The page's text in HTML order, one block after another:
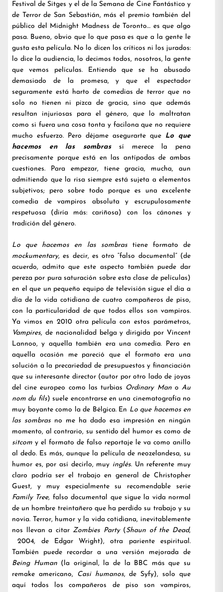
Festival de Sitges y el de la Semana de Cine Fantástico y
de Terror de San Sebastián, más el premio también del
público del Midnight Madness de Toronto… es que algo
pasa. Bueno, obvio que lo que pasa es que a la gente le
gusta esta película. No lo dicen los críticos ni los jurados:
lo dice la audiencia, lo decimos todos, nosotros, la gente
que vemos películas. Entiendo que se ha abusado
demasiado de la promesa, y que el espectador
seguramente está harto de comedias de terror que no
solo no tienen ni pizca de gracia, sino que además
resultan injuriosas para el género, que lo maltratan
como si fuera una cosa tonta y facilona que no requiere
mucho esfuerzo. Pero déjame asegurarte que Lo que
hacemos en las sombrassí merece la pena
precisamente porque está en las antípodas de ambas
cuestiones. Para empezar, tiene gracia, mucha, aun
admitiendo que la risa siempre está sujeta a elementos
subjetivos; pero sobre todo porque es una excelente
comedia de vampiros absoluta y escrupulosamente
respetuosa (diría más: cariñosa) con los cánones y
tradición del género.
Lo que hacemos en las sombras tiene formato de
mockumentary, es decir, es otro “falso documental” (de
acuerdo, admito que este aspecto también puede dar
pereza por pura saturación sobre esta clase de películas)
en el que un pequeño equipo de televisión sigue el día a
día de la vida cotidiana de cuatro compañeros de piso,
con la particularidad de que todos ellos son vampiros.
Ya vimos en 2010 otra película con estos parámetros,
Vampires, de nacionalidad belga y dirigida por Vincent
Lannoo, y aquella también era una comedia. Pero en
aquella ocasión me pareció que el formato era una
solución a la precariedad de presupuestos y financiación
que su interesante director (autor por otro lado de joyas
del cine europeo como las turbias Ordinary ManoAu
nom du fils) suele encontrarse en una cinematografía no
muy boyante como la de Bélgica. En Lo que hacemos en
las sombras no me ha dado esa impresión en ningún
momento, al contrario, su sentido del humor es como de
sitcom y el formato de falso reportaje le va como anillo
al dedo. Es más, aunque la película de neozelandesa, su
humor es, por así decirlo, muy inglés. Un referente muy
claro podría ser el trabajo en general de Christopher
Guest, y muy especialmente su recomendable serie
Family Tree, falso documental que sigue la vida normal
de un hombre treintañero que ha perdido su trabajo y su
novia. Terror, humor y la vida cotidiana, inevitablemente
nos llevan a citar Zombies Party( Shaun of the Dead,
2004, de Edgar Wright), otra pariente espiritual.
También puede recordar a una versión mejorada de
Being Human(la original, la de la BBC más que su
remake americano,
Casi humanos, de Syfy), solo que
aquí todos los compañeros de piso son vampiros,